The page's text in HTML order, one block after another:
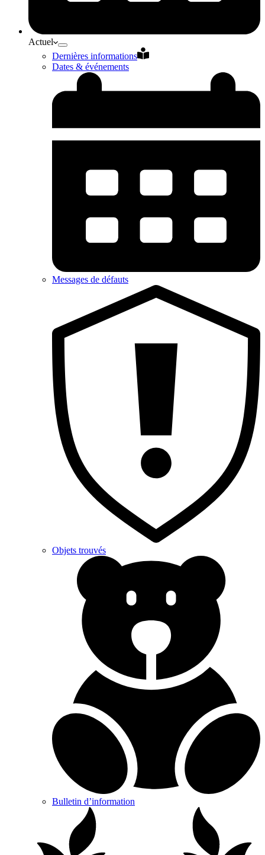
Actuel
Dernières informations
Dates & événements
Messages de défauts
Objets trouvés
Bulletin d’information